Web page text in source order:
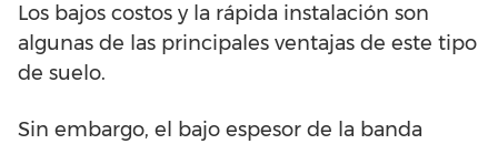
Los bajos costos y la rápida instalación son
algunas de las principales ventajas de este tipo
de suelo.
Sin embargo, el bajo espesor de la banda